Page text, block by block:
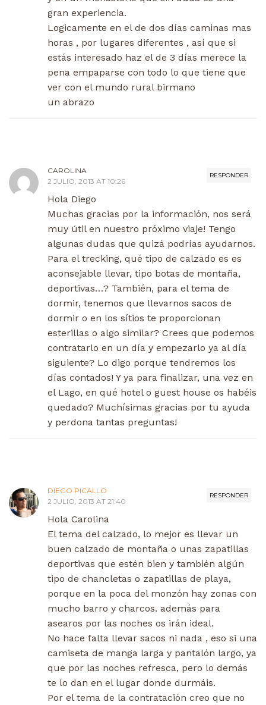
gran experiencia.
Logicamente en el de dos días caminas mas
horas , por lugares diferentes , así que si
estás interesado haz el de 3 días merece la
pena empaparse con todo lo que tiene que
ver con el mundo rural birmano
un abrazo
RESPONDER
CAROLINA
2 JULIO, 2013 AT 10:26
Hola Diego
Muchas gracias por la información, nos será
muy útil en nuestro próximo viaje! Tengo
algunas dudas que quizá podrías ayudarnos.
Para el trecking, qué tipo de calzado es es
aconsejable llevar, tipo botas de montaña,
deportivas…? También, para el tema de
dormir, tenemos que llevarnos sacos de
dormir o en los sítios te proporcionan
esterillas o algo similar? Crees que podemos
contratarlo en un día y empezarlo ya al día
siguiente? Lo digo porque tendremos los
días contados! Y ya para finalizar, una vez en
el Lago, en qué hotel o guest house os habéis
quedado? Muchísimas gracias por tu ayuda
y perdona tantas preguntas!
RESPONDER
DIEGO PICALLO
2 JULIO, 2013 AT 21:40
Hola Carolina
El tema del calzado, lo mejor es llevar un
buen calzado de montaña o unas zapatillas
deportivas que estén bien y también algún
tipo de chancletas o zapatillas de playa,
porque en la poca del monzón hay zonas con
mucho barro y charcos. además para
asearos por las noches os irán ideal.
No hace falta llevar sacos ni nada , eso si una
camiseta de manga larga y pantalón largo, ya
que por las noches refresca, pero lo demás
te lo dan en el lugar donde durmáis.
Por el tema de la contratación creo que no